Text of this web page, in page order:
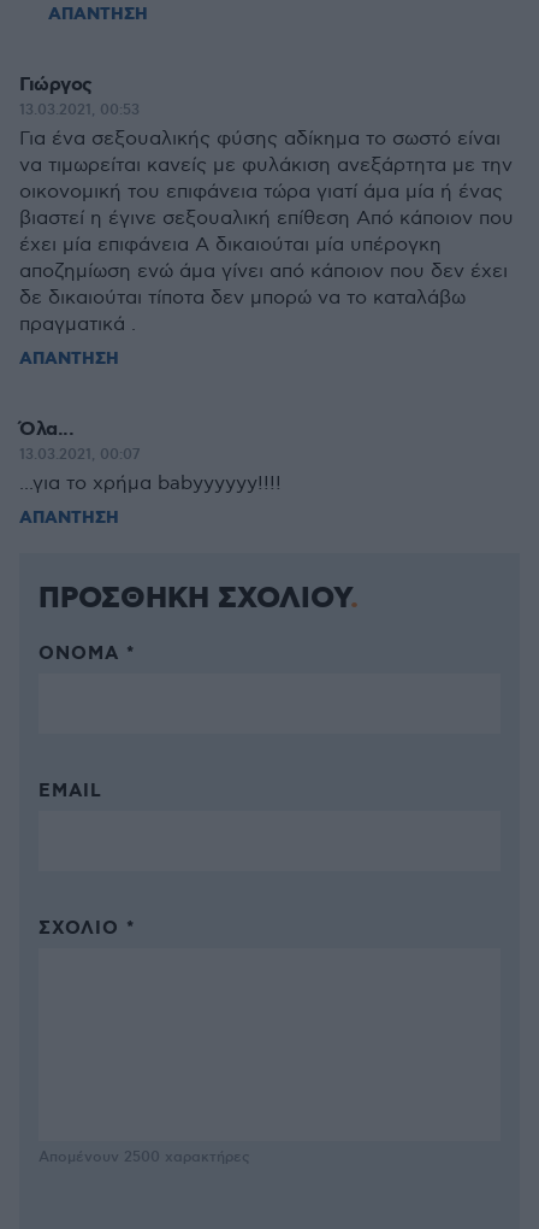
ΑΠΑΝΤΗΣΗ
Γιώργος
13.03.2021, 00:53
Για ένα σεξουαλικής φύσης αδίκημα το σωστό είναι
να τιμωρείται κανείς με φυλάκιση ανεξάρτητα με την
οικονομική του επιφάνεια τώρα γιατί άμα μία ή ένας
βιαστεί η έγινε σεξουαλική επίθεση Από κάποιον που
έχει μία επιφάνεια Α δικαιούται μία υπέρογκη
αποζημίωση ενώ άμα γίνει από κάποιον που δεν έχει
δε δικαιούται τίποτα δεν μπορώ να το καταλάβω
πραγματικά .
ΑΠΑΝΤΗΣΗ
Όλα...
13.03.2021, 00:07
...για το χρήμα babyyyyyy!!!!
ΑΠΑΝΤΗΣΗ
ΠΡΟΣΘΗΚΗ ΣΧΟΛΙΟΥ
ΌΝΟΜΑ *
EMAIL
ΣΧΌΛΙΟ *
Απομένουν 2500 χαρακτήρες